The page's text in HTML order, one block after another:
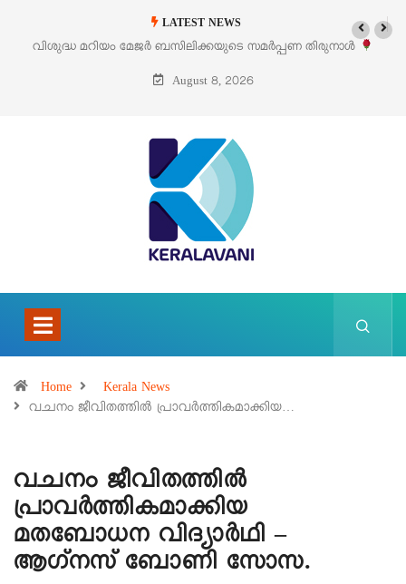
LATEST NEWS
‘പെറ്റൽസ്’ ലൈഫ് സ്റ്റൈൽ എക്സിബിഷനും സെയിലും ഓഗസ്റ്റ് 8-ന്
പെരുമാനൂരിൽ
August 8, 2026
Home
Kerala News
വചനം ജീവിതത്തില്‍ പ്രാവര്‍ത്തികമാക്കിയ…
വചനം ജീവിതത്തില്‍
പ്രാവര്‍ത്തികമാക്കിയ
മതബോധന വിദ്യാര്‍ഥി –
ആഗ്‌നസ് ബോണി സോസ.